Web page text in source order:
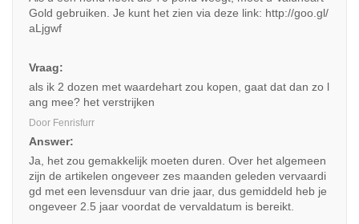
Gold gebruiken. Je kunt het zien via deze link: http://goo.gl/
aLjgwf
Vraag:
als ik 2 dozen met waardehart zou kopen, gaat dat dan zo l
ang mee? het verstrijken
Door Fenrisfurr
Answer:
Ja, het zou gemakkelijk moeten duren. Over het algemeen
zijn de artikelen ongeveer zes maanden geleden vervaardi
gd met een levensduur van drie jaar, dus gemiddeld heb je
ongeveer 2.5 jaar voordat de vervaldatum is bereikt.